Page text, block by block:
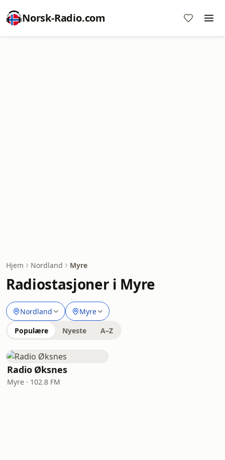
Norsk-Radio.com
Hjem Nordland Myre
Radiostasjoner i Myre
Nordland Myre
Populære Nyeste A–Z
Radio Øksnes
Myre · 102.8 FM